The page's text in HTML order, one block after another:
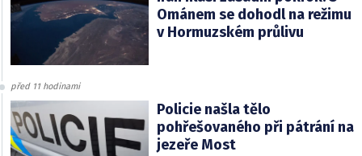
Ománem se dohodl na režimu
v Hormuzském průlivu
před 11 hodinami
Policie našla tělo
pohřešovaného při pátrání na
jezeře Most